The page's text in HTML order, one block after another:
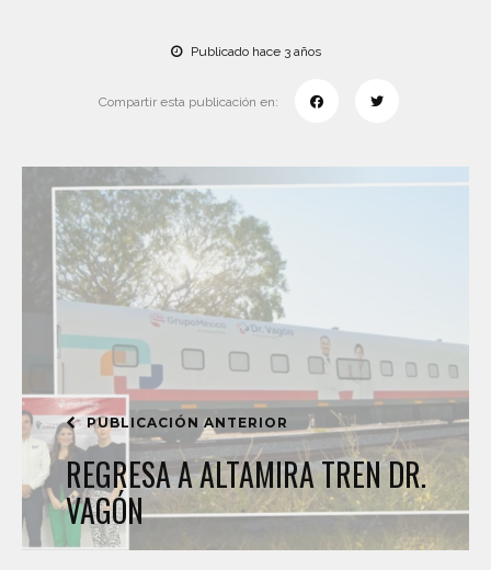
Publicado hace 3 años
Compartir esta publicación en:
PUBLICACIÓN ANTERIOR
REGRESA A ALTAMIRA TREN DR.
VAGÓN